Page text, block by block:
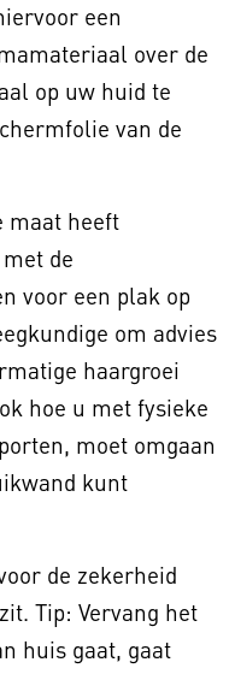
een
over de
op uw huid te
van de
maat heeft
de
voor een plak op
om advies
haargroei
hoe u met fysieke
moet omgaan
kunt
de zekerheid
Tip: Vervang het
huis gaat, gaat